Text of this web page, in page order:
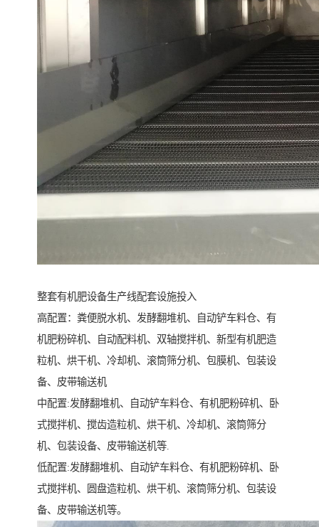
整套有机肥设备生产线配套设施投入
高配置：粪便脱水机、发酵翻堆机、自动铲车料仓、有
机肥粉碎机、自动配料机、双轴搅拌机、新型有机肥造
粒机、烘干机、冷却机、滚筒筛分机、包膜机、包装设
备、皮带输送机
中配置:发酵翻堆机、自动铲车料仓、有机肥粉碎机、卧
式搅拌机、搅齿造粒机、烘干机、冷却机、滚筒筛分
机、包装设备、皮带输送机等.
低配置:发酵翻堆机、自动铲车料仓、有机肥粉碎机、卧
式搅拌机、圆盘造粒机、烘干机、滚筒筛分机、包装设
备、皮带输送机等。